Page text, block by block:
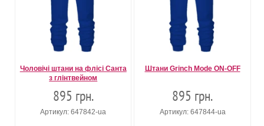
Чоловічі штани на флісі Санта
з глінтвейном
895 грн.
Артикул: 647842-ua
Штани Grinch Mode ON-OFF
895 грн.
Артикул: 647844-ua